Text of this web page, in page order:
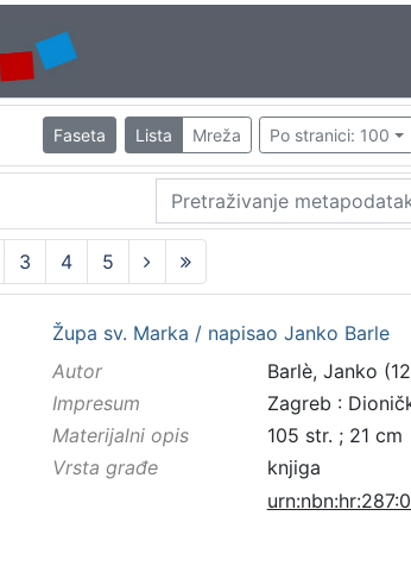
Faseta Lista Mreža Po stranici: 100
3 4
5
Župa sv. Marka / napisao Janko Barle
Autor
Barlè, Janko
Impresum
Zagreb :
Materijalni opis
105 str. ; 21 cm
Vrsta građe
knjiga